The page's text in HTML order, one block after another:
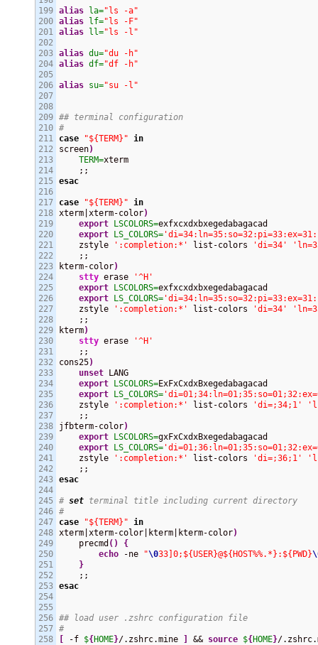
199
200
201
202
203
204
205
206
207
208
209
210
211
212
213
214
215
216
217
218
219
220
221
222
223
224
225
226
227
228
229
230
231
232
233
234
235
236
237
238
239
240
241
242
243
244
245
246
247
248
249
250
251
252
253
254
255
256
257
258
alias la="ls -a"
alias lf="ls -F"
alias ll="ls -l"
alias du="du -h"
alias df="df -h"
alias su="su -l"
## terminal configuration
#
case
"${TERM}"
in
screen)
TERM=xterm
esac
case "${TERM}"
in
xterm|xterm-color)
export LSCOLORS=exfxcxdxbxegedabagacad
export LS_COLORS=
    zstyle
':completion:*' list-colors 'di=34'
    ;;
kterm-color)
stty erase
'^H'
export LSCOLORS=exfxcxdxbxegedabagacad
export LS_COLORS=
    zstyle
':completion:*' list-colors 'di=34'
    ;;
kterm)
stty erase
'^H'
    ;;
cons25)
unset LANG
export LSCOLORS=ExFxCxdxBxegedabagacad
export LS_COLORS=
    zstyle
':completion:*' list-colors 'di=;34;1'
    ;;
jfbterm-color)
export LSCOLORS=gxFxCxdxBxegedabagacad
export LS_COLORS=
    zstyle
':completion:*' list-colors 'di=;36;1'
esac
# set terminal title including current directory
#
case
"${TERM}"
in
xterm|xterm-color|kterm|kterm-color)
    precmd
( )
{
echo -ne "\033]0;${USER}@${HOST%%.*}:${PWD}
}
esac
## load user .zshrc configuration file
#
[ -f ${HOME}/.zshrc.mine ] && source ${HOME}/